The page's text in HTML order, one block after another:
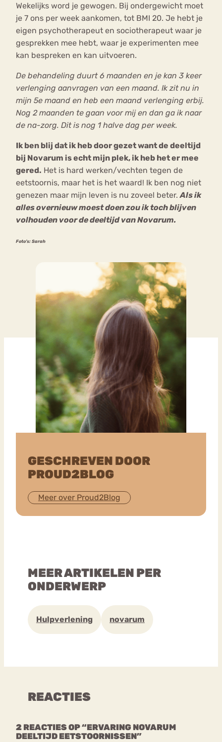
Wekelijks word je gewogen. Bij ondergewicht moet
je 7 ons per week aankomen, tot BMI 20. Je hebt je
eigen psychotherapeut en sociotherapeut waar je
gesprekken mee hebt, waar je experimenten mee
kan bespreken en kan uitvoeren.
De behandeling duurt 6 maanden en je kan 3 keer
verlenging aanvragen van een maand. Ik zit nu in
mijn 5e maand en heb een maand verlenging erbij.
Nog 2 maanden te gaan voor mij en dan ga ik naar
de na-zorg. Dit is nog 1 halve dag per week.
Ik ben blij dat ik heb door gezet want de deeltijd
bij Novarum is echt mijn plek, ik heb het er mee
gered. Het is hard werken/vechten tegen de
eetstoornis, maar het is het waard! Ik ben nog niet
genezen maar mijn leven is nu zoveel beter.Als ik
alles overnieuw moest doen zou ik toch blijven
volhouden voor de deeltijd van Novarum.
Foto’s: Sarah
GESCHREVEN DOOR
PROUD2BLOG
Meer over Proud2Blog
MEER ARTIKELEN PER
ONDERWERP
Hulpverlening novarum
REACTIES
2 REACTIES OP “ERVARING NOVARUM
DEELTIJD EETSTOORNISSEN”